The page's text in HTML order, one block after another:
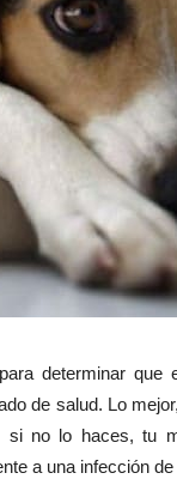
determinar que
de salud. Lo
no lo haces, tu
a una infección de